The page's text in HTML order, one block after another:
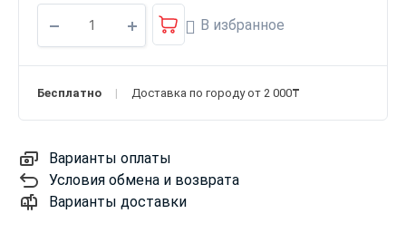
В избранное
Бесплатно Доставка по городу от 2 000₸
Варианты оплаты
Условия обмена и возврата
Варианты доставки